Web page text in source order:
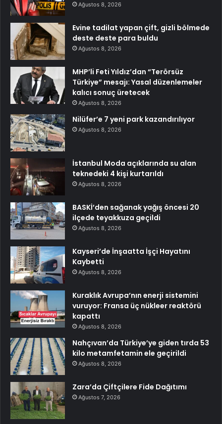
Ağustos 8, 2026
Evine tadilat yapan çift, gizli bölmede
deste deste para buldu
Ağustos 8, 2026
MHP’li Feti Yıldız’dan “Terörsüz
Türkiye” mesajı: Yasal düzenlemeler
kalıcı sonuç üretecek
Ağustos 8, 2026
Nilüfer’e 7 yeni park kazandırılıyor
Ağustos 8, 2026
İstanbul Moda açıklarında su alan
teknedeki 4 kişi kurtarıldı
Ağustos 8, 2026
BASKİ’den sağanak yağış öncesi 20
ilçede teyakkuza geçildi
Ağustos 8, 2026
Kayseri’de İnşaatta İşçi Hayatını
Kaybetti
Ağustos 8, 2026
Kuraklık Avrupa’nın enerji sistemini
vuruyor: Fransa üç nükleer reaktörü
kapattı
Ağustos 8, 2026
Nahçıvan’da Türkiye’ye giden tırda 53
kilo metamfetamin ele geçirildi
Ağustos 8, 2026
Zara’da Çiftçilere Fide Dağıtımı
Ağustos 7, 2026